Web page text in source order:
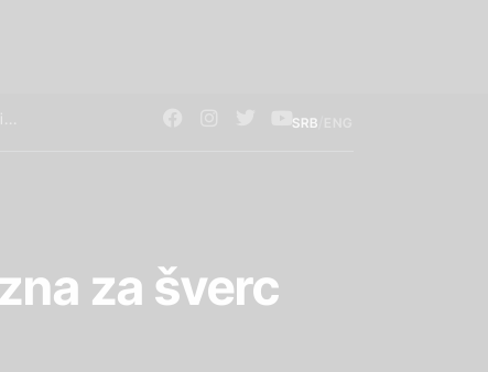
SRB
za šverc